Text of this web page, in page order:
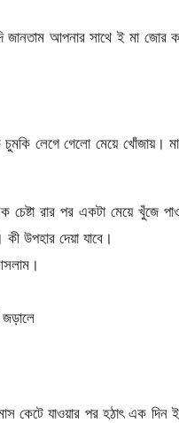
জানতাম আপনার সাথে ই মা জোর
লেগে গেলো মেয়ে খোঁজায়।
রার পর একটা মেয়ে খুঁজে
উপহার দেয়া যাবে।
কেটে যাওয়ার পর হঠাৎ এক দিন